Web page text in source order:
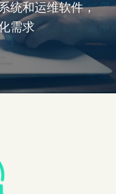
统和运维软件，
需求